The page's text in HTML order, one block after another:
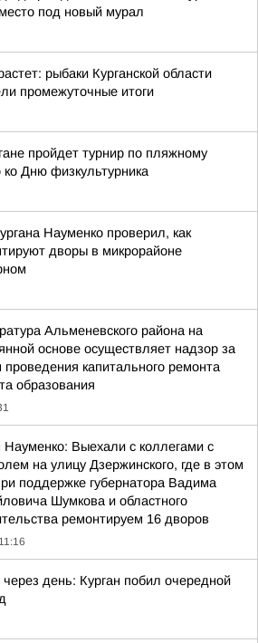
под новый мурал
рыбаки Курганской области
промежуточные итоги
пройдет турнир по пляжному
ко Дню физкультурника
Науменко проверил, как
дворы в микрорайоне
Альменевского района на
основе осуществляет надзор за
проведения капитального ремонта
образования
Науменко: Выехали с коллегами с
на улицу Дзержинского, где в этом
поддержке губернатора Вадима
Шумкова и областного
ремонтируем 16 дворов
11:16
через день: Курган побил очередной